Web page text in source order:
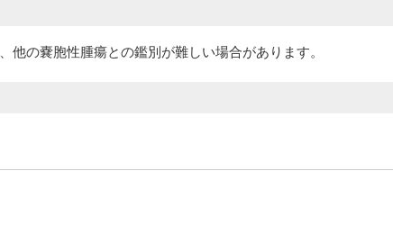
の嚢胞性腫瘍との鑑別が難しい場合があります。